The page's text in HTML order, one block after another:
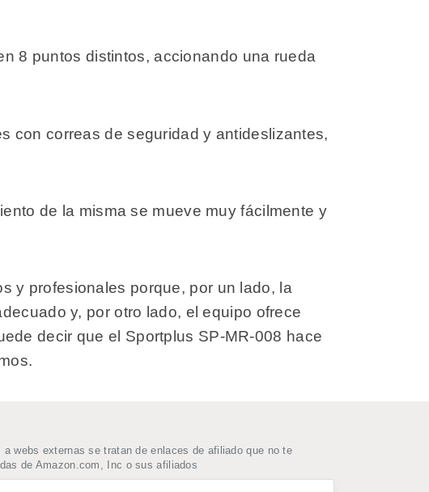
8 puntos distintos, accionando una rueda
con correas de seguridad y antideslizantes,
de la misma se mueve muy fácilmente y
y profesionales porque, por un lado, la
y, por otro lado, el equipo ofrece
decir que el Sportplus SP-MR-008 hace
webs externas se tratan de enlaces de afiliado que no te
de Amazon.com, Inc o sus afiliados